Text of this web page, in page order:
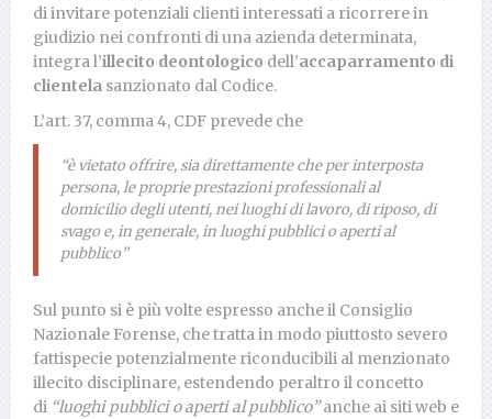
di invitare potenziali clienti interessati a ricorrere in
giudizio nei confronti di una azienda determinata,
integra l’illecito deontologico dell’accaparramento di
clientela sanzionato dal Codice.
L’art. 37, comma 4, CDF prevede che
“è vietato offrire, sia direttamente che per interposta
persona, le proprie prestazioni professionali al
domicilio degli utenti, nei luoghi di lavoro, di riposo, di
svago e, in generale, in luoghi pubblici o aperti al
pubblico”
Sul punto si è più volte espresso anche il Consiglio
Nazionale Forense, che tratta in modo piuttosto severo
fattispecie potenzialmente riconducibili al menzionato
illecito disciplinare, estendendo peraltro il concetto
di “luoghi pubblici o aperti al pubblico”anche ai siti web e